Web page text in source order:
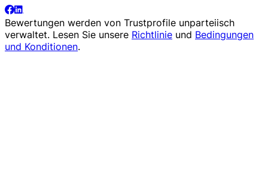
Bewertungen werden von Trustprofile unparteiisch
verwaltet. Lesen Sie unsere Richtlinie und Bedingungen
und Konditionen.